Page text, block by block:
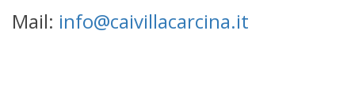
Mail: info@caivillacarcina.it